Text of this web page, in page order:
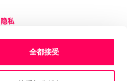
全都接受
隐私
审核员规则